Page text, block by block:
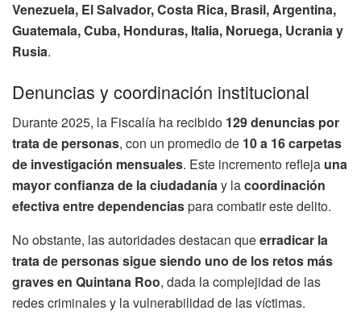
Venezuela, El Salvador, Costa Rica, Brasil, Argentina,
Guatemala, Cuba, Honduras, Italia, Noruega, Ucrania y
Rusia.
Denuncias y coordinación institucional
Durante 2025, la Fiscalía ha recibido 129 denuncias por
trata de personas, con un promedio de 10 a 16 carpetas
de investigación mensuales. Este incremento refleja una
mayor confianza de la ciudadaníay lacoordinación
efectiva entre dependenciaspara combatir este delito.
No obstante, las autoridades destacan queerradicar la
trata de personas sigue siendo uno de los retos más
graves en Quintana Roo, dada la complejidad de las
redes criminales y la vulnerabilidad de las víctimas.